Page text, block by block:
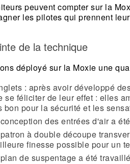
peuvent compter sur la
les pilotes qui prennent
de la technique
déployé sur la Moxie une
: après avoir développé
se féliciter de leur effet : elles
bon pour la sécurité et les
des entrées d'air a
à double découpe
finesse possible pour un
de suspentage a été